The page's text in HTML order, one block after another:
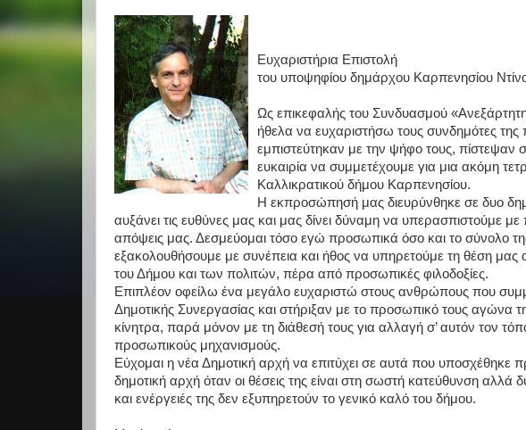
Ευχαριστήρια Επιστολή
του υποψηφίου δημάρχου Καρπενησίου
Ως επικεφαλής του Συνδυασμού
ήθελα να ευχαριστήσω τους συνδημότες
εμπιστεύτηκαν με την ψήφο τους,
ευκαιρία να συμμετέχουμε για μια ακόμη
Καλλικρατικού δήμου Καρπενησίου.
Η εκπροσώπησή μας διευρύνθηκε σε δυο
αυξάνει τις ευθύνες μας και μας δίνει δύναμη να υπερασπιστούμε με
απόψεις μας. Δεσμεύομαι τόσο εγώ προσωπικά όσο και το σύνολο
εξακολουθήσουμε με συνέπεια και ήθος να υπηρετούμε τη θέση μας
του Δήμου και των πολιτών, πέρα από προσωπικές φιλοδοξίες.
Επιπλέον οφείλω ένα μεγάλο ευχαριστώ στους ανθρώπους που
Δημοτικής Συνεργασίας και στήριξαν με το προσωπικό τους αγώνα
κίνητρα, παρά μόνον με τη διάθεσή τους για αλλαγή σ’ αυτόν τον
προσωπικούς μηχανισμούς.
Εύχομαι η νέα Δημοτική αρχή να επιτύχει σε αυτά που υποσχέθηκε
δημοτική αρχή όταν οι θέσεις της είναι στη σωστή κατεύθυνση αλλά
και ενέργειές της δεν εξυπηρετούν το γενικό καλό του δήμου.